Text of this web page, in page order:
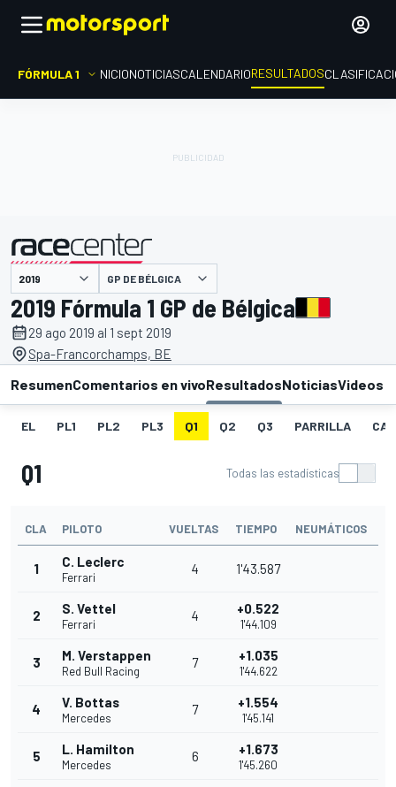
FÓRMULA 1 INICIONOTICIASCALENDARIORESULTADOS
presentado por GP DE BÉLGICA
2019 Fórmula 1 GP de Bélgica
29 ago 2019 al 1 sept 2019
Spa-Francorchamps, BE
ResumenComentarios en vivoResultadosNoticiasVideos
EL PL1 PL2 PL3 Q1 Q2 Q3 PARRILLA
Q1 Todas las estadísticas
CLA PILOTO VUELTAS TIEMPO NEUMÁTICOS
1 C. Leclerc
Ferrari
4 1'43.587
2 S. Vettel
Ferrari
4 +0.522
1'44.109
3 M. Verstappen
Red Bull Racing
7 +1.035
1'44.622
4 V. Bottas
Mercedes
7 +1.554
1'45.141
5 L. Hamilton
Mercedes
6 +1.673
1'45.260